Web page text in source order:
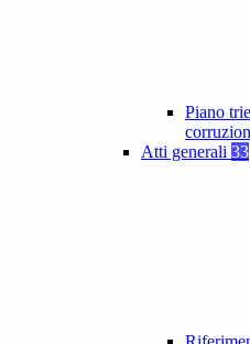
Piano
Atti generali 33